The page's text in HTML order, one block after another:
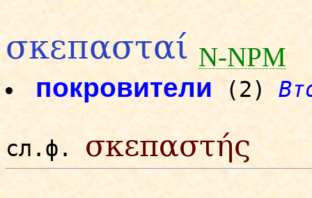
σκεπασταί N-NPM
покровители (2)
сл.ф. σκεπαστής